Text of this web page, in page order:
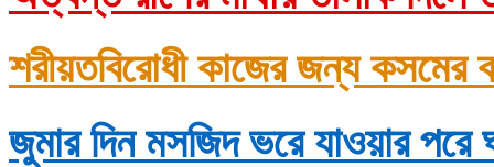
শরীয়তবিরোধী কাজের জন্য কসমের
জুমার দিন মসজিদ ভরে যাওয়ার